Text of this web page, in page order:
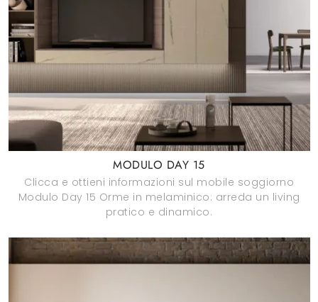
MODULO DAY 15
Clicca e ottieni informazioni sul mobile soggiorno
Modulo Day 15 Orme in melaminico: arreda un living
pratico e dinamico.